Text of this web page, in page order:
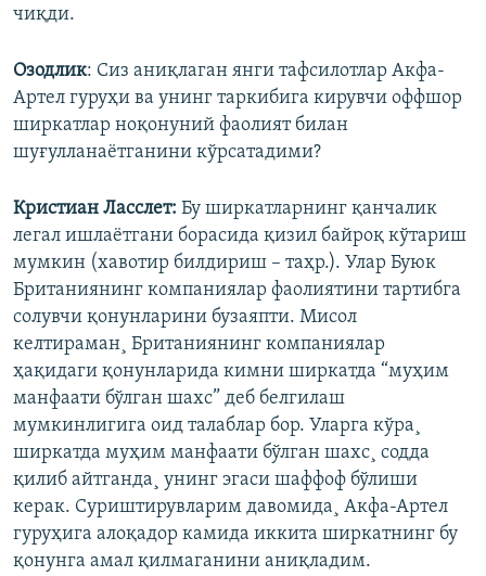
чиқди.
Озодлик: Сиз аниқлаган янги тафсилотлар Акфа-
Артел гуруҳи ва унинг таркибига кирувчи оффшор
ширкатлар ноқонуний фаолият билан
шуғулланаëтганини кўрсатадими?
Кристиан Ласслет: Бу ширкатларнинг қанчалик
легал ишлаëтгани борасида қизил байроқ кўтариш
мумкин (хавотир билдириш – таҳр.). Улар Буюк
Британиянинг компаниялар фаолиятини тартибга
солувчи қонунларини бузаяпти. Мисол
келтираман¸ Британиянинг компаниялар
ҳақидаги қонунларида кимни ширкатда “муҳим
манфаати бўлган шахс” деб белгилаш
мумкинлигига оид талаблар бор. Уларга кўра¸
ширкатда муҳим манфаати бўлган шахс¸ содда
қилиб айтганда¸ унинг эгаси шаффоф бўлиши
керак. Суриштирувларим давомида¸ Акфа-Артел
гуруҳига алоқадор камида иккита ширкатнинг бу
қонунга амал қилмаганини аниқладим.